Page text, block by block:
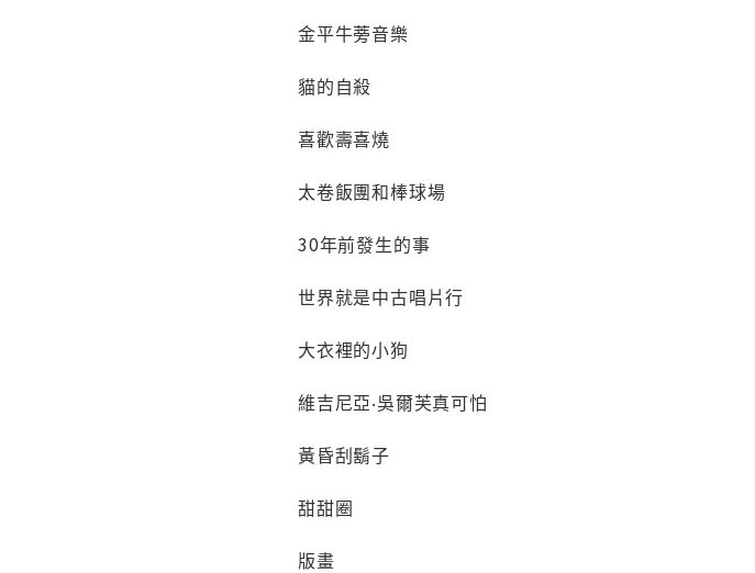
金平牛蒡音樂
貓的自殺
喜歡壽喜燒
太卷飯團和棒球場
30年前發生的事
世界就是中古唱片行
大衣裡的小狗
維吉尼亞‧吳爾芙真可怕
黃昏刮鬍子
甜甜圈
版畫